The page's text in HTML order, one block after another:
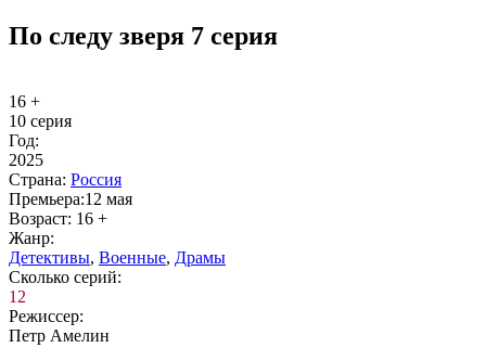
По следу зверя 7 серия
16 +
10 серия
Год:
2025
Стра­на: Рос­сия
Пре­мье­ра:12 мая
Воз­раст: 16 +
Жанр:
Де­тек­ти­вы, Во­ен­ные, Дра­мы
Сколь­ко се­рий:
12
Ре­жис­сер:
Петр Амелин